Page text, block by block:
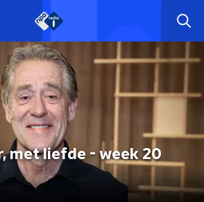
met liefde - week 20